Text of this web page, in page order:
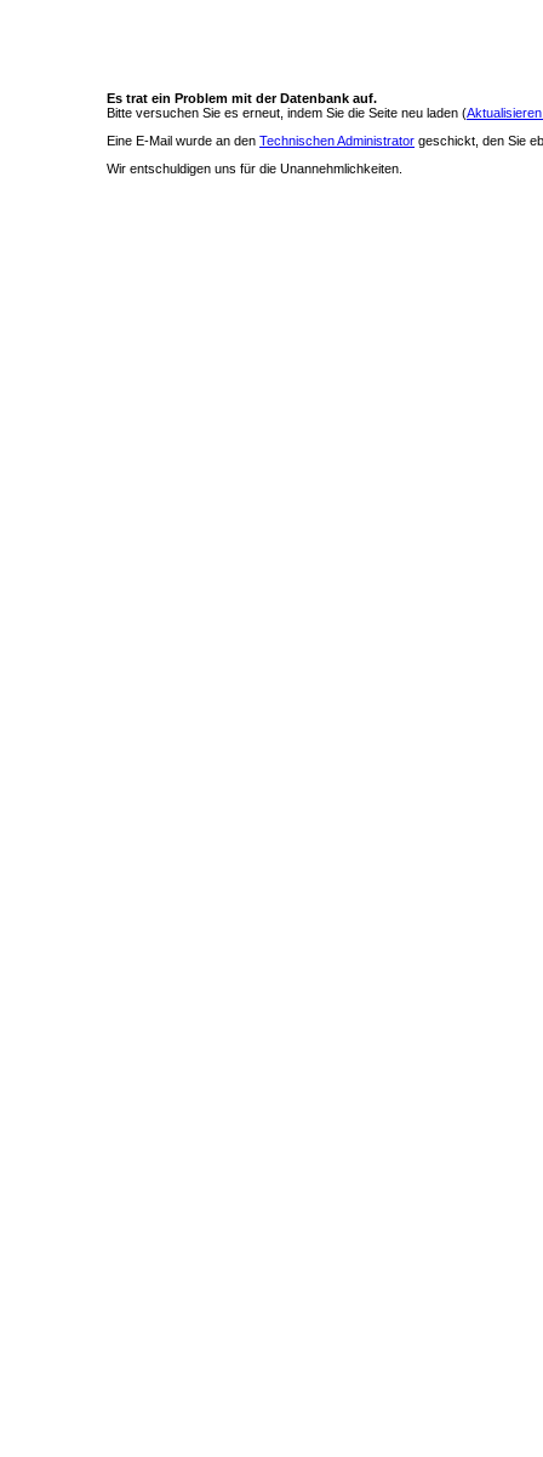
Es trat ein Problem mit der Datenbank auf.
Bitte versuchen Sie es erneut, indem Sie die Seite neu laden (
Eine E-Mail wurde an den Technischen Administrator geschickt, den Sie
Wir entschuldigen uns für die Unannehmlichkeiten.